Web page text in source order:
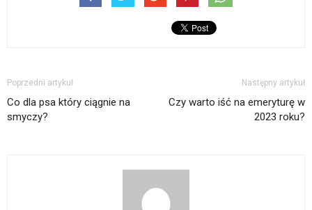
Poprzedni artykuł
Co dla psa który ciągnie na
smyczy?
Następny artykuł
Czy warto iść na emeryturę w
2023 roku?